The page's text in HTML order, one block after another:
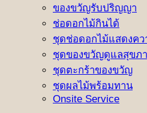
ของขวัญรับปริญญา
ช่อดอกไม้กินได้
ชุดช่อดอกไม้แสดงค
ชุดของขวัญดูแลสุขภ
ชุดตะกร้าของขวัญ
ชุดผลไม้พร้อมทาน
Onsite Service